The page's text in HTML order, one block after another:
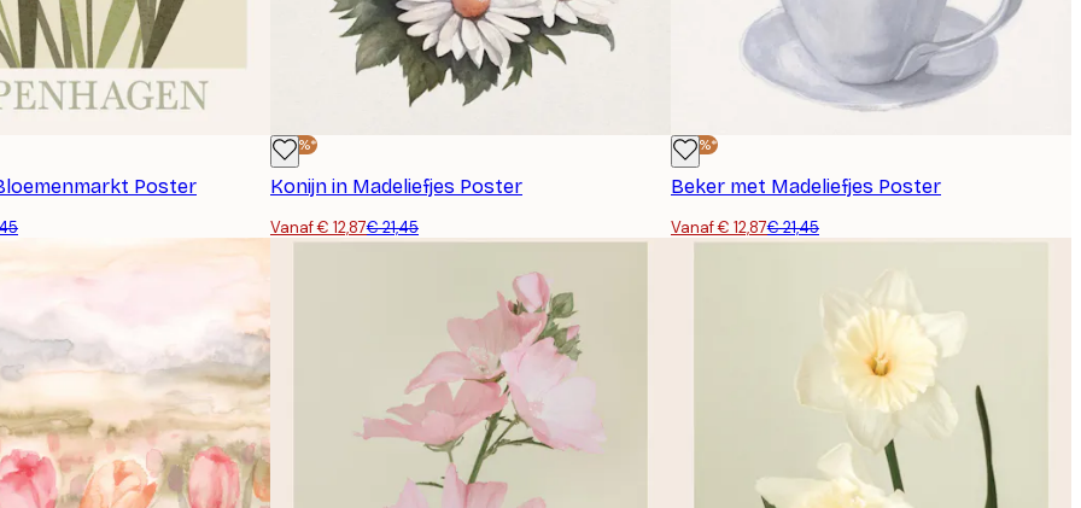
Poster
-40%*
Konijn in Madeliefjes Poster
Vanaf € 12,87€ 21,45
-40%*
Beker met Madeliefjes Poster
Vanaf € 12,87€ 21,45